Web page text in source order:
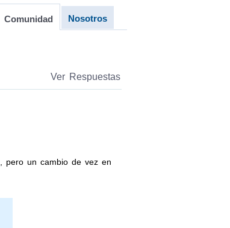
Comunidad Nosotros
Ver Respuestas
, pero un cambio de vez en